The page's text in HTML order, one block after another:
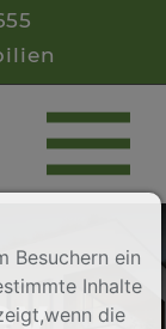
Besuchern ein
Inhalte
die